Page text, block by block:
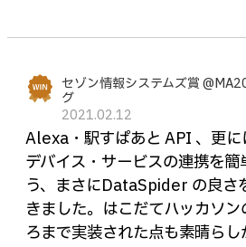
セゾン情報システムズ賞
グ
2021.02.12
Alexa・駅すぱあと API 、更
デバイス・サービスの連携を
う、まさにDataSpider の良さ
きました。はこだてハッカソ
ろまで実装された点も素晴らし